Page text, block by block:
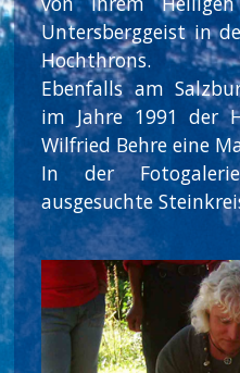
Untersberggeist in
Hochthrons.
Ebenfalls am
im Jahre 1991 der
Wilfried Behre eine
In der
ausgesuchte